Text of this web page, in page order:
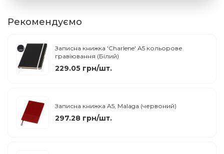
Рекомендуємо
Записна книжка 'Charlene' А5 кольорове
гравіювання (Білий)
229.05 грн/шт.
Записна книжка A5, Malaga (червоний)
297.28 грн/шт.